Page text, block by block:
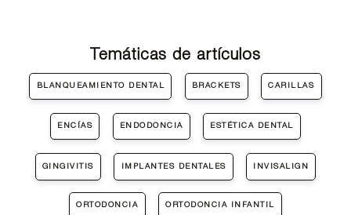
Temáticas de artículos
BLANQUEAMIENTO DENTAL BRACKETS CARILLAS
ENCÍAS ENDODONCIA ESTÉTICA DENTAL
GINGIVITIS IMPLANTES DENTALES INVISALIGN
ORTODONCIA ORTODONCIA INFANTIL